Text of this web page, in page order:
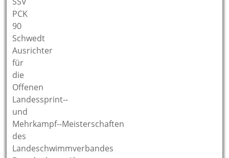
PCK
90
Schwedt
Ausrichter
für
die
Offenen
Landessprint-­‐
und
Mehrkampf-­‐Meisterschaften
des
Landeschwimmverbandes